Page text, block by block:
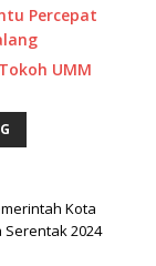
Percepat
UMM
Kota
2024